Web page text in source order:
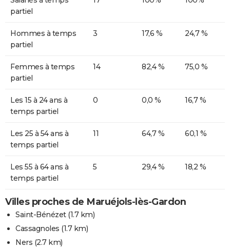
partiel
Hommes à temps
partiel
3 17,6 % 24,7 %
Femmes à temps
partiel
14 82,4 % 75,0 %
Les 15 à 24 ans à
temps partiel
0 0,0 % 16,7 %
Les 25 à 54 ans à
temps partiel
11 64,7 % 60,1 %
Les 55 à 64 ans à
temps partiel
5 29,4 % 18,2 %
Villes proches de Maruéjols-lès-Gardon
Saint-Bénézet(1.7 km)
Cassagnoles (1.7 km)
Ners (2.7 km)